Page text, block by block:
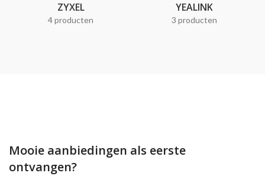
ZYXEL
4 producten
YEALINK
3 producten
Mooie aanbiedingen als eerste
ontvangen?